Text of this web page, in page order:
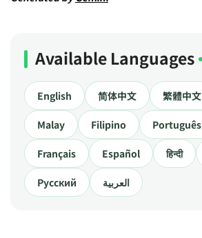
Available Languages
English 简体中文 繁體中文
Malay Filipino Português
Français Español हिन्दी
Русский العربية